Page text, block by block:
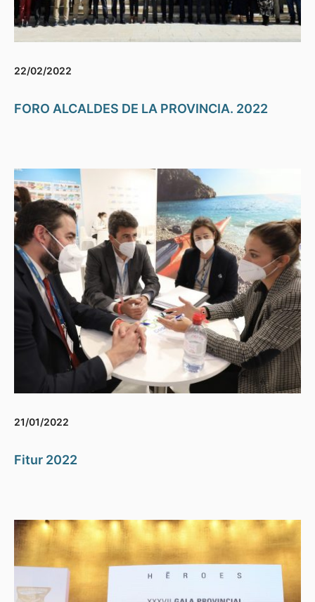
22/02/2022
FORO ALCALDES DE LA PROVINCIA. 2022
21/01/2022
Fitur 2022